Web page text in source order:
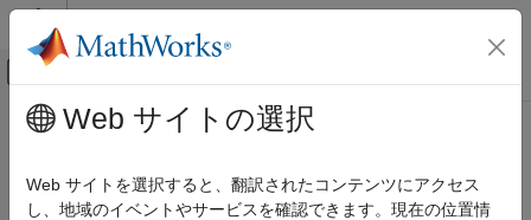
コンテンツへスキップ
オフキャンバス ナビゲーション メ
ドキュメンテーションのホーム
Control Systems
メインコンテンツ
Peripherals
Connect to peripherals and sensors attached to Raspberry Pi
Web サイトの選択
Web サイトを選択すると、翻訳されたコンテンツにアクセス
し、地域のイベントやサービスを確認できます。現在の位置情